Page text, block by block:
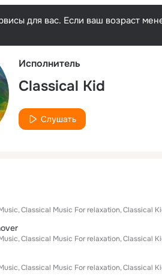
для вас. Если ваш возраст
Исполнитель
Classical Kid
Слушать
Classical Music For relaxation Classical
Classical Music For relaxation Classical
Classical Music For relaxation Classical